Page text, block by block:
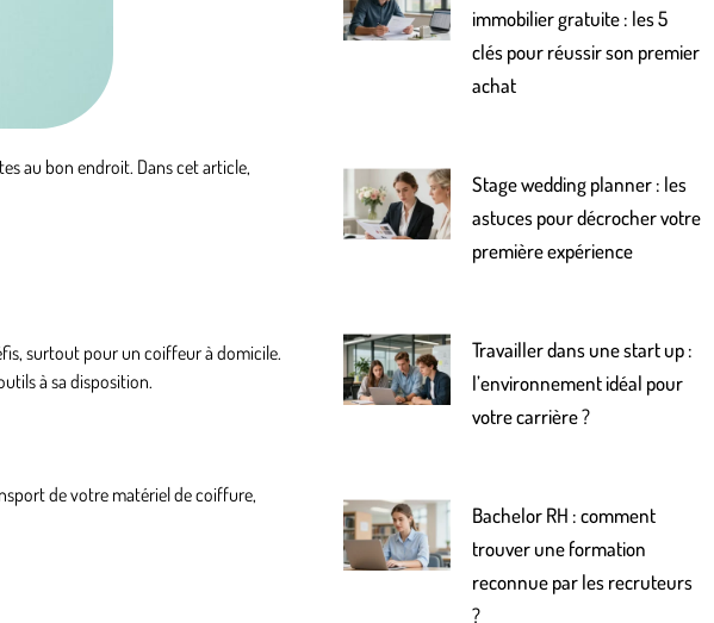
au bon endroit. Dans cet article,
surtout pour un coiffeur à domicile.
à sa disposition.
de votre matériel de coiffure,
immobilier gratuite : les 5
clés pour réussir son premier
achat
Stage wedding planner : les
astuces pour décrocher votre
première expérience
Travailler dans une start up :
l’environnement idéal pour
votre carrière ?
Bachelor RH : comment
trouver une formation
reconnue par les recruteurs
?